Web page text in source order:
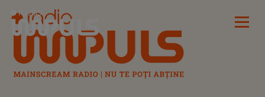
Radio Impuls